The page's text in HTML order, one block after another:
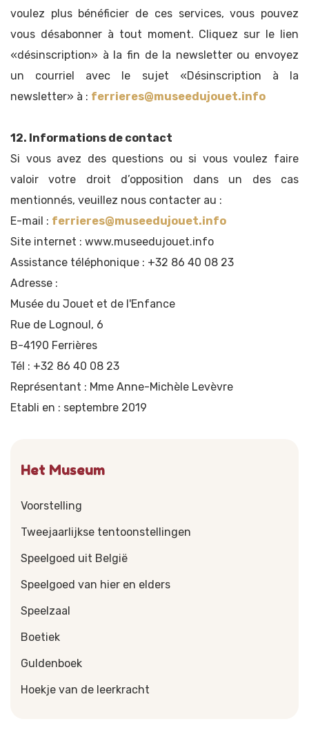
voulez plus bénéficier de ces services, vous pouvez
vous désabonner à tout moment. Cliquez sur le lien
«désinscription» à la fin de la newsletter ou envoyez
un courriel avec le sujet «Désinscription à la
newsletter» à : ferrieres@museedujouet.info
12. Informations de contact
Si vous avez des questions ou si vous voulez faire
valoir votre droit d’opposition dans un des cas
mentionnés, veuillez nous contacter au :
E-mail : ferrieres@museedujouet.info
Site internet : www.museedujouet.info
Assistance téléphonique : +32 86 40 08 23
Adresse :
Musée du Jouet et de l'Enfance
Rue de Lognoul, 6
B-4190 Ferrières
Tél : +32 86 40 08 23
Représentant : Mme Anne-Michèle Levèvre
Etabli en : septembre 2019
Het Museum
Voorstelling
Tweejaarlijkse tentoonstellingen
Speelgoed uit België
Speelgoed van hier en elders
Speelzaal
Boetiek
Guldenboek
Hoekje van de leerkracht